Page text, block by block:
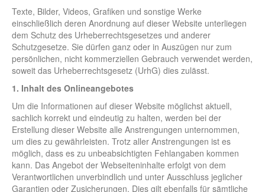
Texte, Bilder, Videos, Grafiken und sonstige Werke
einschließlich deren Anordnung auf dieser Website unterliegen
dem Schutz des Urheberrechtsgesetzes und anderer
Schutzgesetze. Sie dürfen ganz oder in Auszügen nur zum
persönlichen, nicht kommerziellen Gebrauch verwendet werden,
soweit das Urheberrechtsgesetz (UrhG) dies zulässt.
1. Inhalt des Onlineangebotes
Um die Informationen auf dieser Website möglichst aktuell,
sachlich korrekt und eindeutig zu halten, werden bei der
Erstellung dieser Website alle Anstrengungen unternommen,
um dies zu gewährleisten. Trotz aller Anstrengungen ist es
möglich, dass es zu unbeabsichtigten Fehlangaben kommen
kann. Das Angebot der Webseiteninhalte erfolgt von dem
Verantwortlichen unverbindlich und unter Ausschluss jeglicher
Garantien oder Zusicherungen. Dies gilt ebenfalls für sämtliche